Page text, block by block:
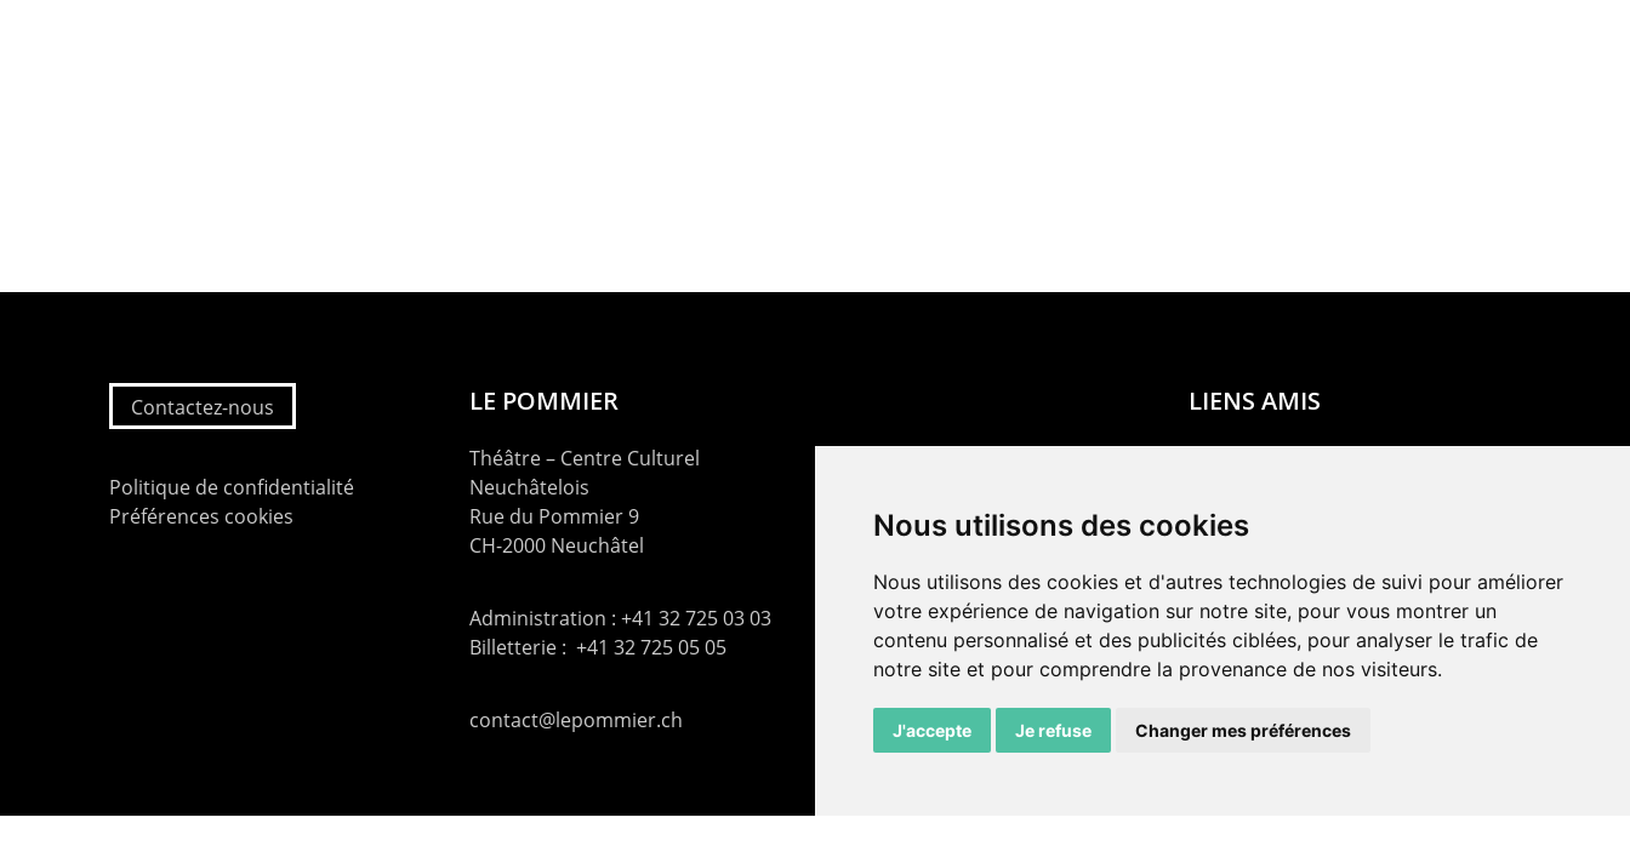
Nous utilisons des cookies
Nous utilisons des cookies et d'autres technologies de suivi pour améliorer
votre expérience de navigation sur notre site, pour vous montrer un
contenu personnalisé et des publicités ciblées, pour analyser le trafic de
notre site et pour comprendre la provenance de nos visiteurs.
J'accepte Je refuse Changer mes préférences
Contactez-nous
Politique de confidentialité
Préférences cookies
LE POMMIER
Théâtre – Centre Culturel
Neuchâtelois
Rue du Pommier 9
CH-2000 Neuchâtel
Administration : +41 32 725 03 03
Billetterie : +41 32 725 05 05
contact@lepommier.ch
LIENS AMIS